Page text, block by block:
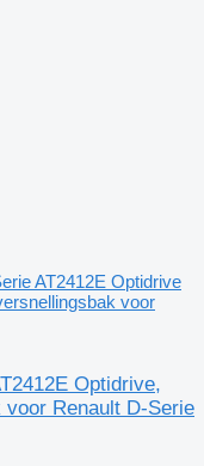
AT2412E Optidrive
voor
Optidrive,
Renault D-Serie